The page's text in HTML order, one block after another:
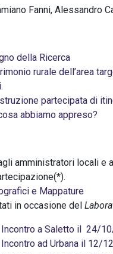
Fanni, Alessandro
della Ricerca
rurale dell’area
partecipata di
abbiamo appreso?
amministratori locali e
e Mappature
in occasione del
a Saletto il 24/
ad Urbana il 12/